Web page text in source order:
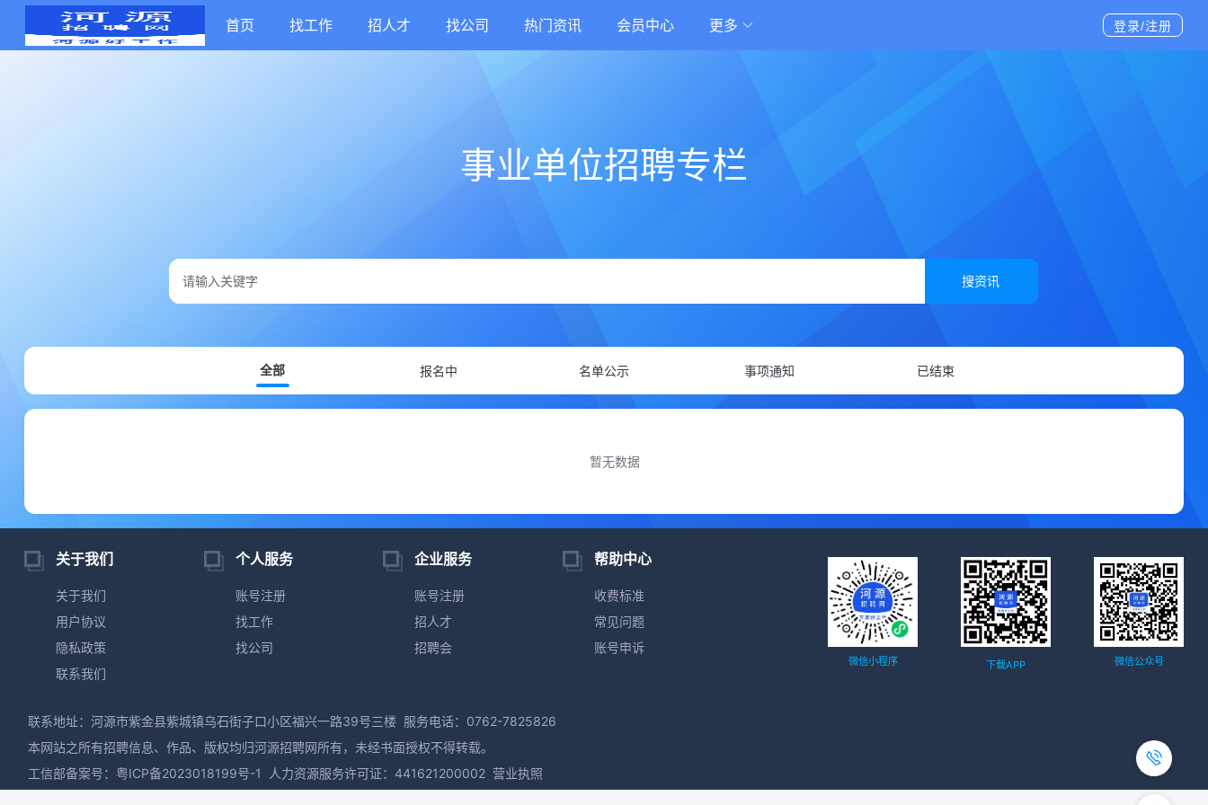
首页 找工作 招人才 找公司 热门资讯 会员中心 更多 登录/注册
事业单位招聘专栏
搜资讯
全部 报名中 名单公示 事项通知 已结束
暂无数据
关于我们
关于我们
用户协议
隐私政策
联系我们
个人服务
账号注册
找工作
找公司
企业服务
账号注册
招人才
招聘会
帮助中心
收费标准
常见问题
账号申诉
微信小程序 下载APP 微信公众号
联系地址：河源市紫金县紫城镇乌石街子口小区福兴一路39号三楼 服务电话：0762-7825826
本网站之所有招聘信息、作品、版权均归河源招聘网所有，未经书面授权不得转载。
工信部备案号： 粤ICP备2023018199号-1 人力资源服务许可证：441621200002 营业执照